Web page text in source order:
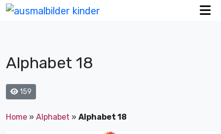
Alphabet 18
159
Home » Alphabet » Alphabet 18